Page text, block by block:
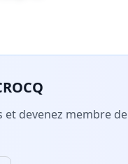
et devenez membre de